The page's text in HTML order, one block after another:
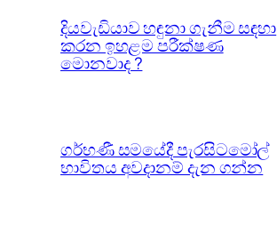
දියවැඩියාව හඳුනා ගැනීම සඳහා
කරන ඉහළම පරීක්ෂණ
මොනවාද ?
ගර්භණී සමයේදී පැරසිටමෝල්
භාවිතය අවදානම් දැන ගන්න